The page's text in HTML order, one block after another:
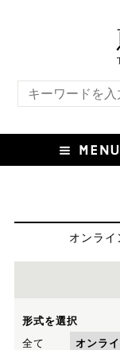
オンラ
形式を選択
全て
オンラ